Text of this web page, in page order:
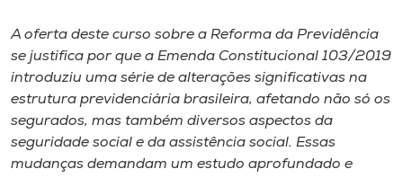
Diplomados
Cultura
CPA
A oferta deste curso sobre a Reforma da Previdência
se justifica por que a Emenda Constitucional 103/2019
introduziu uma série de alterações significativas na
estrutura previdenciária brasileira, afetando não só os
segurados, mas também diversos aspectos da
seguridade social e da assistência social. Essas
mudanças demandam um estudo aprofundado e